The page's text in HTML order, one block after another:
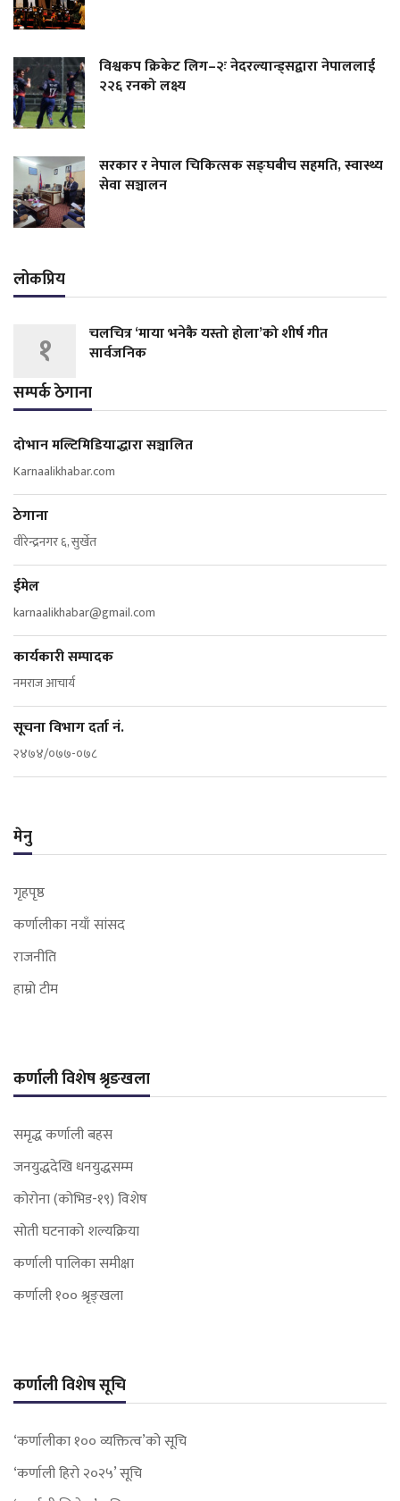
विश्वकप क्रिकेट लिग–२ः नेदरल्यान्ड्सद्वारा नेपाललाई
२२६ रनको लक्ष्य
सरकार र नेपाल चिकित्सक सङ्घबीच सहमति, स्वास्थ्य
सेवा सञ्चालन
लोकप्रिय
१
चलचित्र ‘माया भनेकै यस्तो होला’को शीर्ष गीत
सार्वजनिक
सम्पर्क ठेगाना
दोभान मल्टिमिडियाद्धारा सञ्चालित
Karnaalikhabar.com
ठेगाना
वीरेन्द्रनगर ६, सुर्खेत
ईमेल
karnaalikhabar@gmail.com
कार्यकारी सम्पादक
नमराज आचार्य
सूचना विभाग दर्ता नं.
२४७४/०७७-०७८
मेनु
गृहपृष्ठ
कर्णालीका नयाँ सांसद
राजनीति
हाम्रो टीम
कर्णाली विशेष श्रृङखला
समृद्ध कर्णाली बहस
जनयुद्धदेखि धनयुद्धसम्म
कोरोना (कोभिड-१९) विशेष
सोती घटनाको शल्यक्रिया
कर्णाली पालिका समीक्षा
कर्णाली १०० श्रृङ्खला
कर्णाली विशेष सूचि
‘कर्णालीका १०० व्यक्तित्व’को सूचि
‘कर्णाली हिरो २०२५’ सूचि